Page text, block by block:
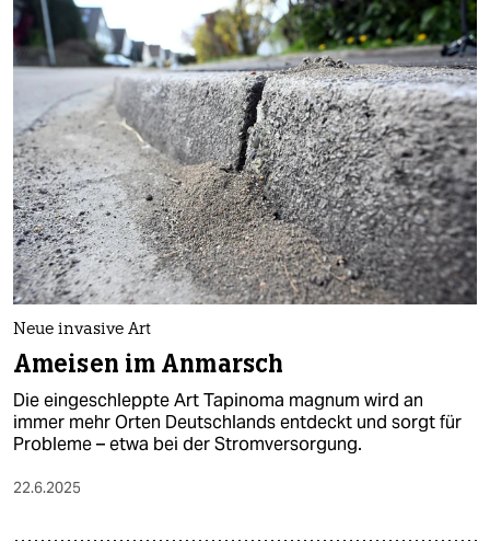
Neue invasive Art
Ameisen im Anmarsch
Die eingeschleppte Art Tapinoma magnum wird an
immer mehr Orten Deutschlands entdeckt und sorgt für
Probleme – etwa bei der Stromversorgung.
22.6.2025